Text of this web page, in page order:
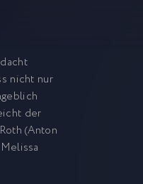
nicht nur
der
(Anton